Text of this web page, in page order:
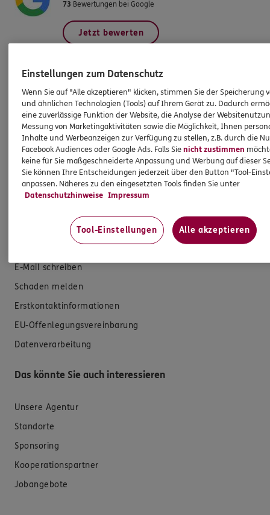
73 Bewertungen bei Google
Jetzt bewerten
Produkte
Zahnversicherungen
Kfz-Versicherung
Krankenversicherung
Versicherungen für den privaten Bedarf
Hilfe & Services
E-Mail schreiben
Schaden melden
Erstkontaktinformationen
EU-Offenlegungsvereinbarung
Datenverarbeitung
Das könnte Sie auch interessieren
Unsere Agentur
Standorte
Sponsoring
Kooperationspartner
Jobangebote
Einstellungen zum Datenschutz
Wenn Sie auf "Alle akzeptieren" klicken, stimmen Sie der Speicherung
und ähnlichen Technologien (Tools) auf Ihrem Gerät zu. Dadurch
eine zuverlässige Funktion der Website, die Analyse der
Messung von Marketingaktivitäten sowie die Möglichkeit, Ihnen
Inhalte und Werbeanzeigen zur Verfügung zu stellen, z.B. durch die
Facebook Audiences oder Google Ads. Falls Sienicht zustimmen
keine für Sie maßgeschneiderte Anpassung und Werbung auf dieser
Sie können Ihre Entscheidungen jederzeit über den Button "Tool-
anpassen. Näheres zu den eingesetzten Tools finden Sie unter
Datenschutzhinweise Impressum
Tool-Einstellungen Alle akzeptieren